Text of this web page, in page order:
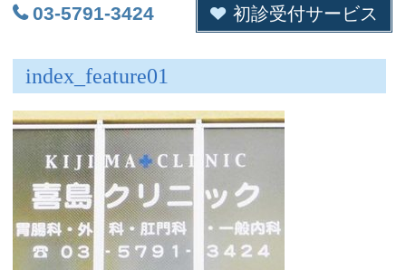
03-5791-3424 初診受付サービス
index_feature01